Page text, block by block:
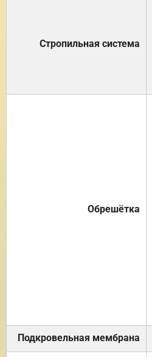
Стропильная система
Обрешётка
Подкровельная мембрана